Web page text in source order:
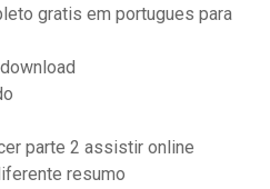
gratis em portugues para
parte 2 assistir online
resumo